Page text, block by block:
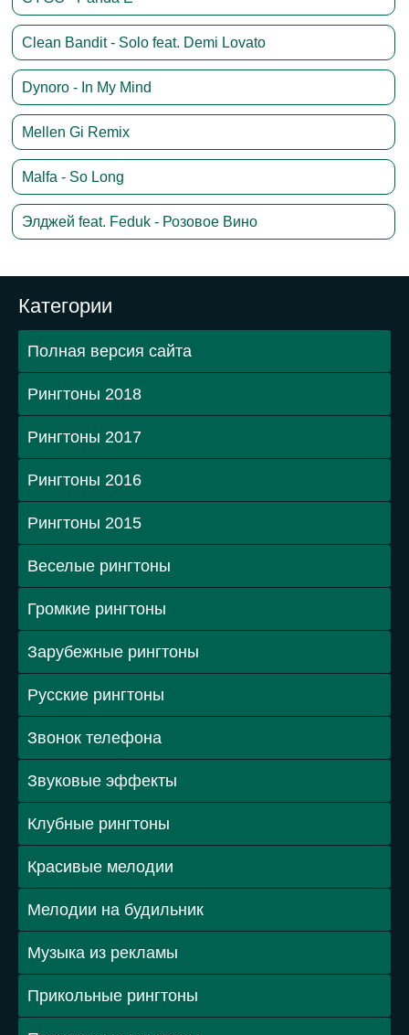
Clean Bandit - Solo feat. Demi Lovato
Dynoro - In My Mind
Mellen Gi Remix
Malfa - So Long
Элджей feat. Feduk - Розовое Вино
Категории
Полная версия сайта
Рингтоны 2018
Рингтоны 2017
Рингтоны 2016
Рингтоны 2015
Веселые рингтоны
Громкие рингтоны
Зарубежные рингтоны
Русские рингтоны
Звонок телефона
Звуковые эффекты
Клубные рингтоны
Красивые мелодии
Мелодии на будильник
Музыка из рекламы
Прикольные рингтоны